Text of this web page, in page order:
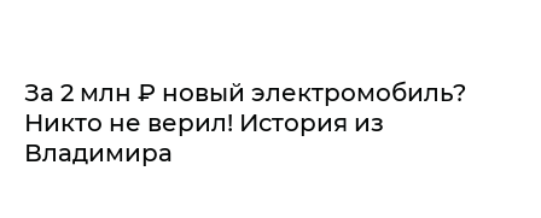
За 2 млн ₽ новый электромобиль?
Никто не верил! История из
Владимира